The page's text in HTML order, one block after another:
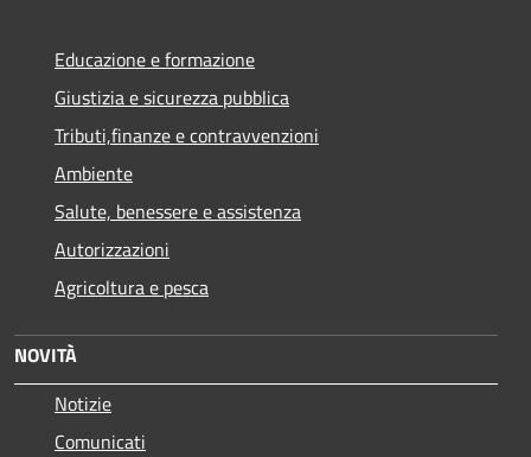
Educazione e formazione
Giustizia e sicurezza pubblica
Tributi,finanze e contravvenzioni
Ambiente
Salute, benessere e assistenza
Autorizzazioni
Agricoltura e pesca
NOVITÀ
Notizie
Comunicati